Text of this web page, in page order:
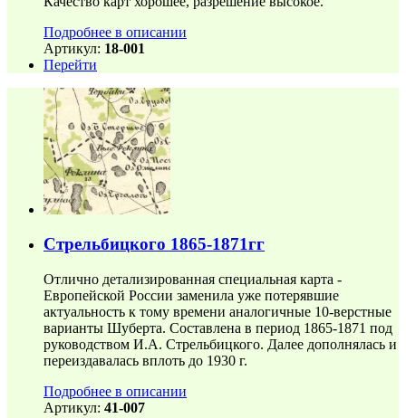
Подробнее в описании
Артикул: 18-001
Перейти
Стрельбицкого 1865-1871гг
Отлично детализированная специальная карта -
Европейской России заменила уже потерявшие
актуальность к тому времени аналогичные 10-верстные
варианты Шуберта. Составлена в период 1865-1871 под
руководством И.А. Стрельбицкого. Далее дополнялась и
переиздавалась вплоть до 1930 г.
Подробнее в описании
Артикул: 41-007